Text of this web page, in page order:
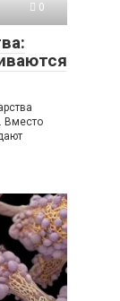
0
Вместо